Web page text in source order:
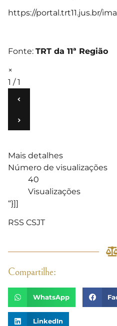
https://portal.trt11.jus.br/
Fonte: TRT da 11ª Região
×
1 / 1
‹
›
Mais detalhes
Número de visualizações
40
Visualizações
“}]]
RSS CSJT
Compartilhe:
WhatsApp
LinkedIn